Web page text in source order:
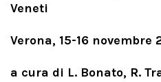
Veneti
Verona, 15-16 novembre
a cura di L. Bonato, R.